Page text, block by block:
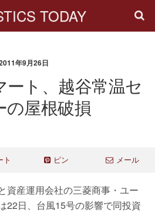
TODAY
年9月26日
ート、越谷常温セ
の屋根破損
ト ピン メール
資産運用会社の三菱商事・ユー
22日、台風15号の影響で同投資